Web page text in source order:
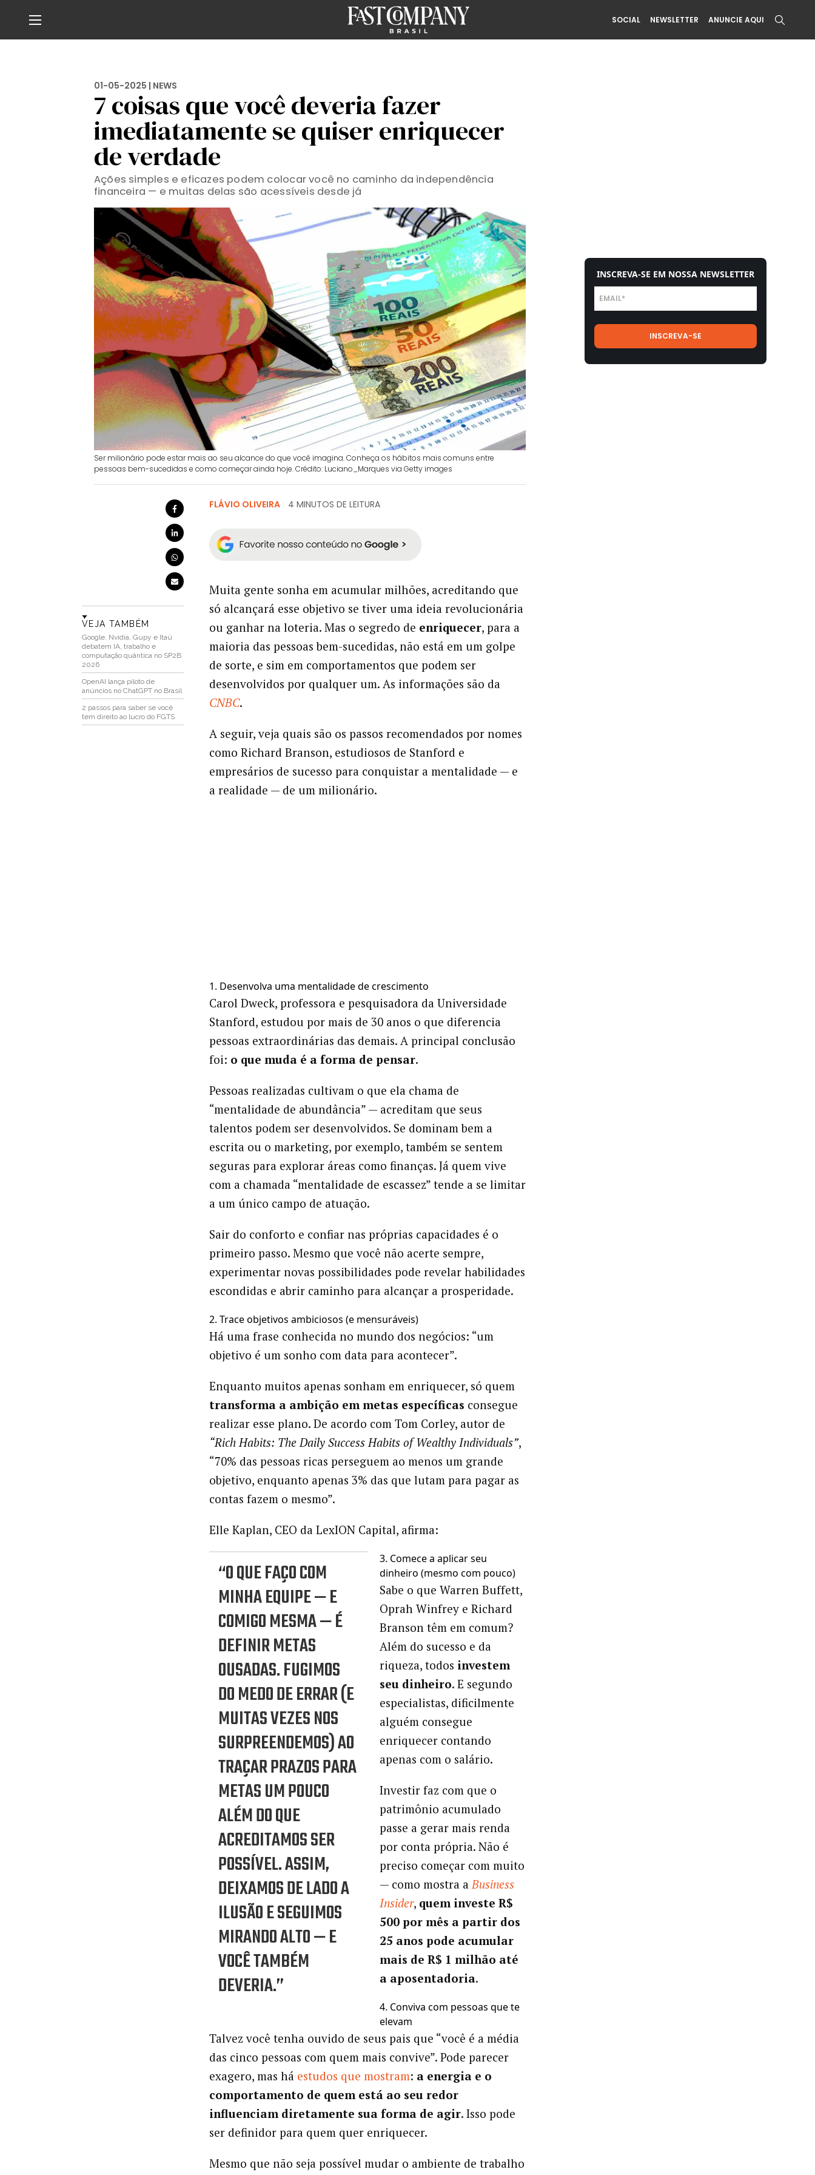
SOCIAL NEWSLETTER ANUNCIE AQUI
01-05-2025 | NEWS
7 coisas que você deveria fazer
imediatamente se quiser enriquecer
de verdade
Ações simples e eficazes podem colocar você no caminho da independência
financeira — e muitas delas são acessíveis desde já
Ser milionário pode estar mais ao seu alcance do que você imagina. Conheça os hábitos mais comuns entre
pessoas bem-sucedidas e como começar ainda hoje. Crédito: Luciano_Marques via Getty images
VEJA TAMBÉM
Google, Nvidia, Gupy e Itaú
debatem IA, trabalho e
computação quântica no SP2B
2026
OpenAI lança piloto de
anúncios no ChatGPT no Brasil
2 passos para saber se você
tem direito ao lucro do FGTS
FLÁVIO OLIVEIRA 4 MINUTOS DE LEITURA
Muita gente sonha em acumular milhões, acreditando que
só alcançará esse objetivo se tiver uma ideia revolucionária
ou ganhar na loteria. Mas o segredo de enriquecer, para a
maioria das pessoas bem-sucedidas, não está em um golpe
de sorte, e sim em comportamentos que podem ser
desenvolvidos por qualquer um. As informações são da
CNBC.
A seguir, veja quais são os passos recomendados por nomes
como Richard Branson, estudiosos de Stanford e
empresários de sucesso para conquistar a mentalidade — e
a realidade — de um milionário.
1. Desenvolva uma mentalidade de crescimento
Carol Dweck, professora e pesquisadora da Universidade
Stanford, estudou por mais de 30 anos o que diferencia
pessoas extraordinárias das demais. A principal conclusão
foi: o que muda é a forma de pensar.
Pessoas realizadas cultivam o que ela chama de
“mentalidade de abundância” — acreditam que seus
talentos podem ser desenvolvidos. Se dominam bem a
escrita ou o marketing, por exemplo, também se sentem
seguras para explorar áreas como finanças. Já quem vive
com a chamada “mentalidade de escassez” tende a se limitar
a um único campo de atuação.
Sair do conforto e confiar nas próprias capacidades é o
primeiro passo. Mesmo que você não acerte sempre,
experimentar novas possibilidades pode revelar habilidades
escondidas e abrir caminho para alcançar a prosperidade.
2. Trace objetivos ambiciosos (e mensuráveis)
Há uma frase conhecida no mundo dos negócios: “um
objetivo é um sonho com data para acontecer”.
Enquanto muitos apenas sonham em enriquecer, só quem
transforma a ambição em metas específicas consegue
realizar esse plano. De acordo com Tom Corley, autor de
“Rich Habits: The Daily Success Habits of Wealthy Individuals”,
“70% das pessoas ricas perseguem ao menos um grande
objetivo, enquanto apenas 3% das que lutam para pagar as
contas fazem o mesmo”.
Elle Kaplan, CEO da LexION Capital, afirma:
“O QUE FAÇO COM
MINHA EQUIPE — E
COMIGO MESMA — É
DEFINIR METAS
OUSADAS. FUGIMOS
DO MEDO DE ERRAR (E
MUITAS VEZES NOS
SURPREENDEMOS) AO
TRAÇAR PRAZOS PARA
METAS UM POUCO
ALÉM DO QUE
ACREDITAMOS SER
POSSÍVEL. ASSIM,
DEIXAMOS DE LADO A
ILUSÃO E SEGUIMOS
MIRANDO ALTO — E
VOCÊ TAMBÉM
DEVERIA.”
3. Comece a aplicar seu
dinheiro (mesmo com pouco)
Sabe o que Warren Buffett,
Oprah Winfrey e Richard
Branson têm em comum?
Além do sucesso e da
riqueza, todos investem
seu dinheiro. E segundo
especialistas, dificilmente
alguém consegue
enriquecer contando
apenas com o salário.
Investir faz com que o
patrimônio acumulado
passe a gerar mais renda
por conta própria. Não é
preciso começar com muito
— como mostra aBusiness
Insider, quem investe R$
500 por mês a partir dos
25 anos pode acumular
mais de R$ 1 milhão até
a aposentadoria.
4. Conviva com pessoas que te
elevam
Talvez você tenha ouvido de seus pais que “você é a média
das cinco pessoas com quem mais convive”. Pode parecer
exagero, mas há estudos que mostram: a energia e o
comportamento de quem está ao seu redor
influenciam diretamente sua forma de agir. Isso pode
ser definidor para quem quer enriquecer.
Mesmo que não seja possível mudar o ambiente de trabalho
INSCREVA-SE EM NOSSA NEWSLETTER